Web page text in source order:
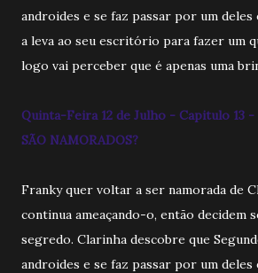
androides e se faz passar por um deles
a leva ao seu escritório para fazer um
logo vai perceber que é apenas uma
Quinta-Feira 12 de Julho - Capitulo 13 -
SÃO NAMORADOS?
Franky quer voltar a ser namorada de
continua ameaçando-o, então decidem
segredo. Clarinha descobre que
androides e se faz passar por um deles